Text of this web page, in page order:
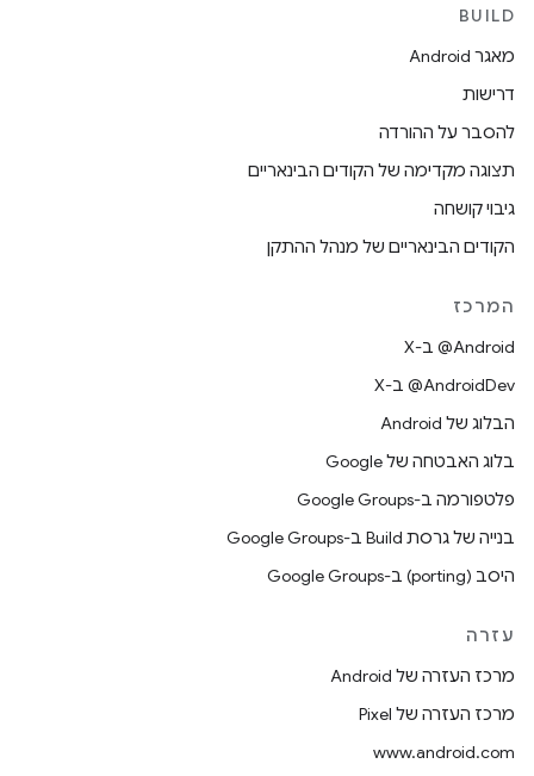
BUILD
מאגר Android
דרישות
להסבר על ההורדה
תצוגה מקדימה של הקודים הבינאריים
גיבוי קושחה
הקודים הבינאריים של מנהל ההתקן
המרכז
‫‎@Android ב-X
‫‎@AndroidDev ב-X
הבלוג של Android
בלוג האבטחה של Google
פלטפורמה ב-Google Groups
בנייה של גרסת Build ב-Google Groups
היסב (porting) ב-Google Groups
עזרה
מרכז העזרה של Android
מרכז העזרה של Pixel
www.android.com